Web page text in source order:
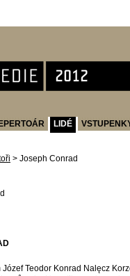
LIDÉ
> Joseph Conrad
Teodor Konrad Nalęcz